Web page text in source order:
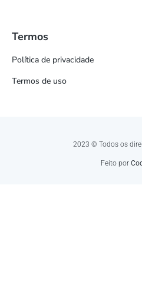
Termos
Política de privacidade
Termos de uso
2023 © Todos os
Feito por